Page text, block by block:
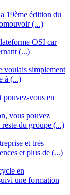
19ème édition du
(...)
OSI car
(...)
voulais simplement
à (...)
pouvez-vous en
vous pouvez
reste du groupe (...)
et très
et plus de (...)
en
une formation